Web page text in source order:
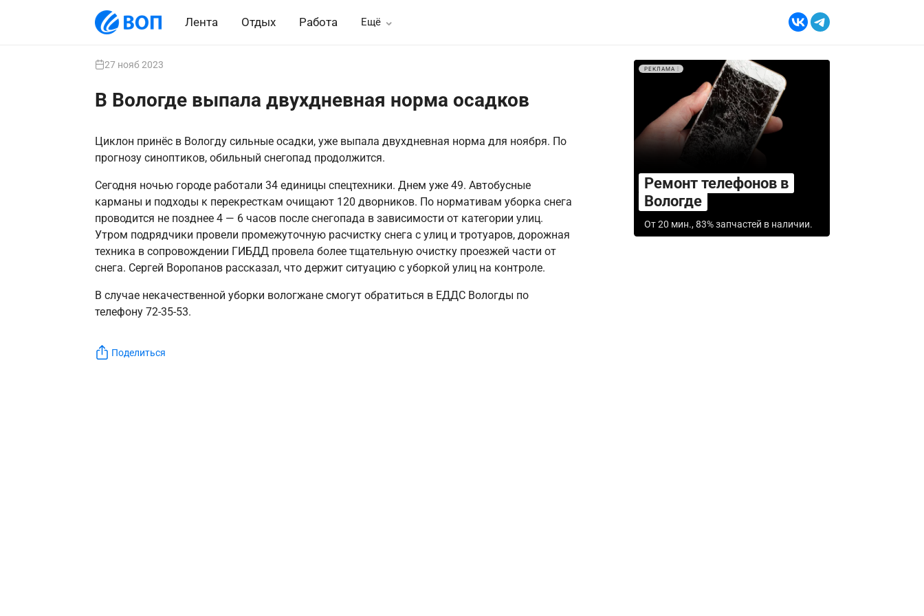
Лента Отдых Работа Ещё
27 нояб 2023
В Вологде выпала двухдневная норма осадков
Циклон принёс в Вологду сильные осадки, уже выпала двухдневная норма для ноября. По
прогнозу синоптиков, обильный снегопад продолжится.
Сегодня ночью городе работали 34 единицы спецтехники. Днем уже 49. Автобусные
карманы и подходы к перекресткам очищают 120 дворников. По нормативам уборка снега
проводится не позднее 4 — 6 часов после снегопада в зависимости от категории улиц.
Утром подрядчики провели промежуточную расчистку снега с улиц и тротуаров, дорожная
техника в сопровождении ГИБДД провела более тщательную очистку проезжей части от
снега. Сергей Воропанов рассказал, что держит ситуацию с уборкой улиц на контроле.
В случае некачественной уборки вологжане смогут обратиться в ЕДДС Вологды по
телефону 72-35-53.
Поделиться
РЕКЛАМА
Ремонт телефонов в
Вологде
От 20 мин., 83% запчастей в наличии.